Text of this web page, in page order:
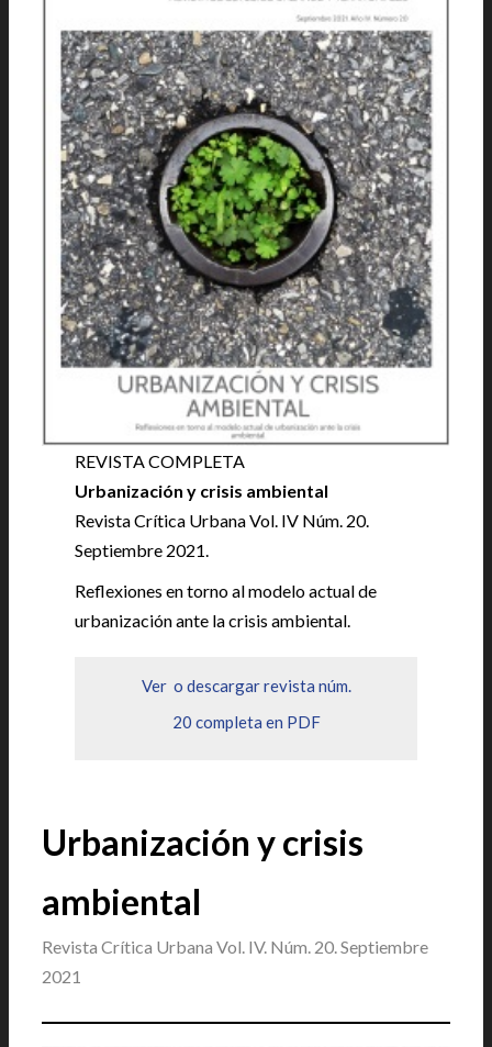
REVISTA COMPLETA
Urbanización y crisis ambiental
Revista Crítica Urbana Vol. IV Núm. 20.
Septiembre 2021.
Reflexiones en torno al modelo actual de
urbanización ante la crisis ambiental.
Ver o descargar revista núm.
20 completa en PDF
Urbanización y crisis
ambiental
Revista Crítica Urbana Vol. IV. Núm. 20. Septiembre
2021